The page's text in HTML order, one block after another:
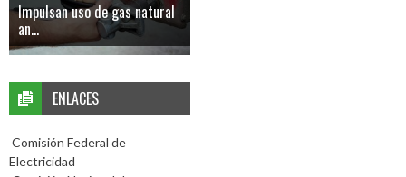
Impulsan uso de gas natural
an...
ENLACES
Comisión Federal de
Electricidad